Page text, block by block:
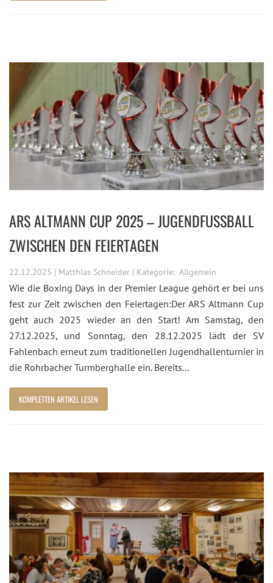
ARS ALTMANN CUP 2025 – JUGENDFUSSBALL Z
WISCHEN DEN FEIERTAGEN
22.12.2025 | Matthias Schneider | Kategorie: Allgemein
Wie die Boxing Days in der Premier League gehört er bei uns
fest zur Zeit zwischen den Feiertagen:Der ARS Altmann Cup
geht auch 2025 wieder an den Start! Am Samstag, den
27.12.2025, und Sonntag, den 28.12.2025 lädt der SV
Fahlenbach erneut zum traditionellen Jugendhallenturnier in
die Rohrbacher Turmberghalle ein. Bereits...
KOMPLETTEN ARTIKEL LESEN